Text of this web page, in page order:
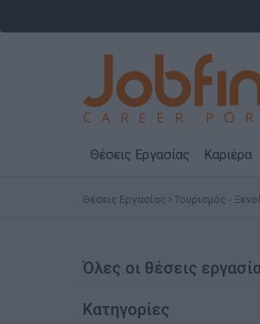
Θέσεις Εργασίας Καριέρα
Θέσεις Εργασίας Τουρισμός -
Όλες οι θέσεις
Κατηγορίες